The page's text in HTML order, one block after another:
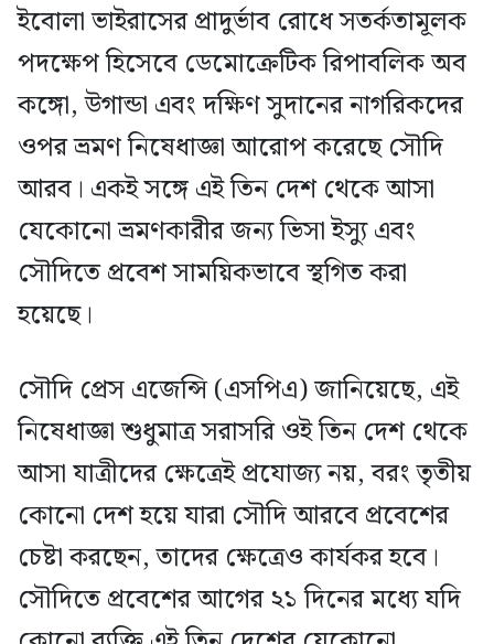
ইবোলা ভাইরাসের প্রাদুর্ভাব রোধে সতর্কতামূলক
পদক্ষেপ হিসেবে ডেমোক্রেটিক রিপাবলিক অব
কঙ্গো, উগান্ডা এবং দক্ষিণ সুদানের নাগরিকদের
ওপর ভ্রমণ নিষেধাজ্ঞা আরোপ করেছে সৌদি
আরব। একই সঙ্গে এই তিন দেশ থেকে আসা
যেকোনো ভ্রমণকারীর জন্য ভিসা ইস্যু এবং
সৌদিতে প্রবেশ সাময়িকভাবে স্থগিত করা
হয়েছে।
সৌদি প্রেস এজেন্সি (এসপিএ) জানিয়েছে, এই
নিষেধাজ্ঞা শুধুমাত্র সরাসরি ওই তিন দেশ থেকে
আসা যাত্রীদের ক্ষেত্রেই প্রযোজ্য নয়, বরং তৃতীয়
কোনো দেশ হয়ে যারা সৌদি আরবে প্রবেশের
চেষ্টা করছেন, তাদের ক্ষেত্রেও কার্যকর হবে।
সৌদিতে প্রবেশের আগের ২১ দিনের মধ্যে যদি